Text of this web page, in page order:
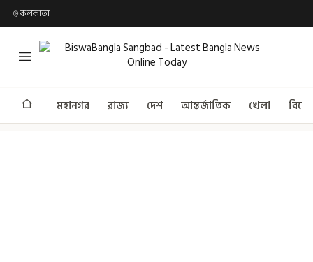
কলকাতা
মহানগর রাজ্য দেশ আন্তর্জাতিক খেলা